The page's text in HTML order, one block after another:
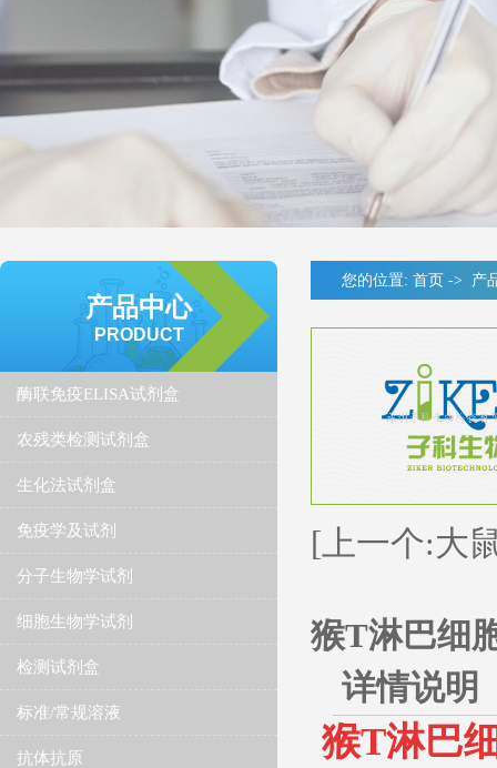
产品中心
PRODUCT
酶联免疫ELISA试剂盒
农残类检测试剂盒
生化法试剂盒
免疫学及试剂
分子生物学试剂
细胞生物学试剂
检测试剂盒
标准/常规溶液
抗体抗原
您的位置: 首页 -> 产
[上一个:大
猴T淋巴细
详情说明
猴T淋巴